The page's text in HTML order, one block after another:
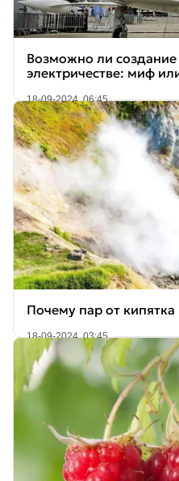
Возможно ли создание
электричестве: миф
18-09-2024, 06:45
Почему пар от
18-09-2024, 03:45